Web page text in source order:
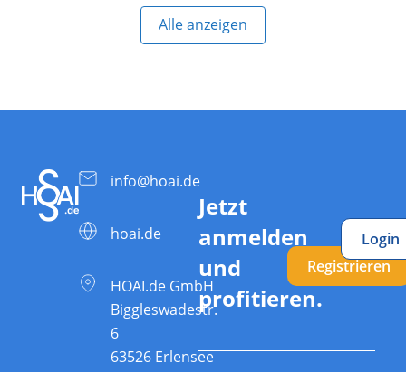
Alle anzeigen
info@hoai.de
hoai.de
HOAI.de GmbH
Biggleswadestr.
6
63526 Erlensee
Jetzt
anmelden
und
profitieren.
Registrieren
Login